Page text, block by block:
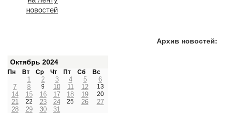
Архив новостей:
Октябрь 2024
Пн Вт Ср Чт Пт Сб Вс
1 2 3 4 5
6
7
8 9 10 11 12 13
14 15 16 17 18 19 20
21 22 23 24 25 26
27
28
29 30 31